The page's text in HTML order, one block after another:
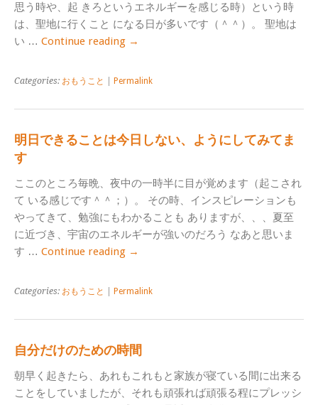
思う時や、起 きろというエネルギーを感じる時）という時
は、聖地に行くこと になる日が多いです（＾＾）。 聖地は
い … Continue reading →
Categories: おもうこと Permalink
明日できることは今日しない、ようにしてみてま
す
ここのところ毎晩、夜中の一時半に目が覚めます（起こされ
て いる感じです＾＾；）。 その時、インスピレーションも
やってきて、勉強にもわかることも ありますが、、、夏至
に近づき、宇宙のエネルギーが強いのだろう なあと思いま
す … Continue reading →
Categories: おもうこと Permalink
自分だけのための時間
朝早く起きたら、あれもこれもと家族が寝ている間に出来る
ことをしていましたが、それも頑張れば頑張る程にプレッシ